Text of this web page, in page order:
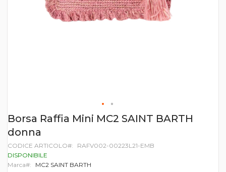
Vai
all'inizio
della
di
immagini
Borsa Raffia Mini MC2 SAINT BARTH
donna
CODICE ARTICOLO
RAFV002-00223L21-EMB
DISPONIBILE
Marca
MC2 SAINT BARTH